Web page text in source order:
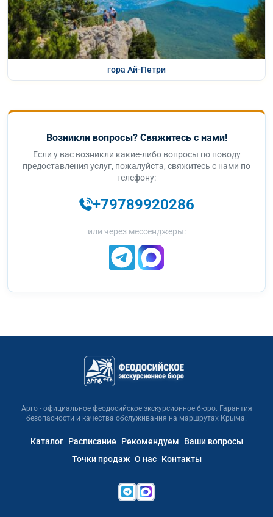
гора Ай-Петри
Возникли вопросы? Свяжитесь с нами!
Если у вас возникли какие-либо вопросы по поводу
предоставления услуг, пожалуйста, свяжитесь с нами по
телефону:
+79789920286
или через мессенджеры:
Арго - официальное феодосийское экскурсионное бюро. Гарантия
безопасности и качества обслуживания на маршрутах Крыма.
Каталог Расписание Рекомендуем
Ваши вопросы
Точки продаж О нас Контакты